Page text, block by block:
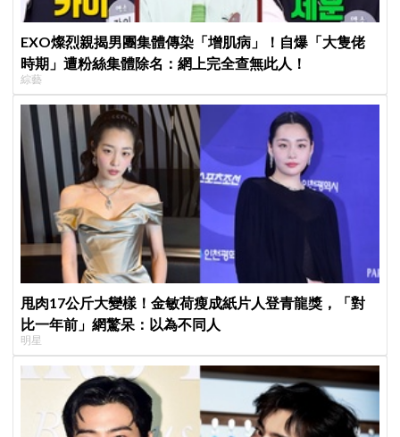
EXO燦烈親揭男團集體傳染「增肌病」！自爆「大隻佬
時期」遭粉絲集體除名：網上完全查無此人！
綜藝
甩肉17公斤大變樣！金敏荷瘦成紙片人登青龍獎，「對
比一年前」網驚呆：以為不同人
明星